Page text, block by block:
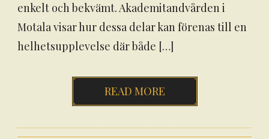
enkelt och bekvämt. Akademitandvården i
Motala visar hur dessa delar kan förenas till en
helhetsupplevelse där både […]
READ MORE